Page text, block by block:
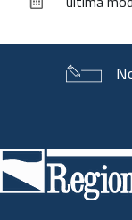
documento
di
pagina